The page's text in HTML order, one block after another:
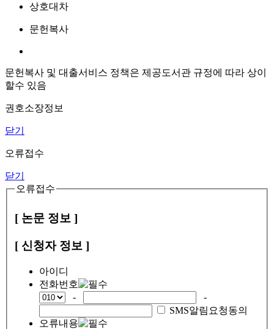
상호대차
문헌복사
문헌복사 및 대출서비스 정책은 제공도서관 규정에 따라 상이
할수 있음
권호소장정보
닫기
오류접수
닫기
오류접수
[ 논문 정보 ]
[ 신청자 정보 ]
아이디
전화번호
-
-
SMS알림요청동의
오류내용